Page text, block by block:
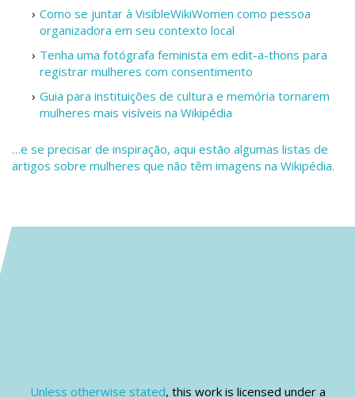
Como se juntar à VisibleWikiWomen como pessoa
organizadora em seu contexto local
Tenha uma fotógrafa feminista em edit-a-thons para
registrar mulheres com consentimento
Guia para instituições de cultura e memória tornarem
mulheres mais visíveis na Wikipédia
…e se precisar de inspiração, aqui estão algumas listas de
artigos sobre mulheres que não têm imagens na Wikipédia.
Unless otherwise stated, this work is licensed under a